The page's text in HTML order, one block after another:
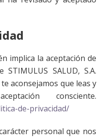
implica la aceptación de
SALUD, S.A.
aconsejamos que leas y
consciente.
de-privacidad/
personal que nos